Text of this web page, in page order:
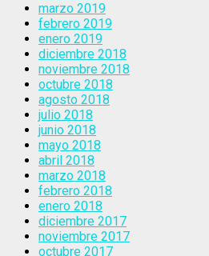
marzo 2019
febrero 2019
enero 2019
diciembre 2018
noviembre 2018
octubre 2018
agosto 2018
julio 2018
junio 2018
mayo 2018
abril 2018
marzo 2018
febrero 2018
enero 2018
diciembre 2017
noviembre 2017
octubre 2017